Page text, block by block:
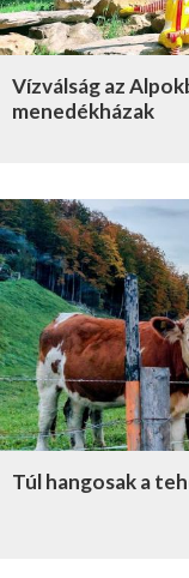
Vízválság az
menedékházak
Túl hangosak a